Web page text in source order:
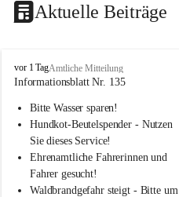
Aktuelle Beiträge
B
u
h
vor 1 TagAmtliche Mitteilung
Informationsblatt Nr. 135
Bitte Wasser sparen!
Hundkot-Beutelspender - Nutzen
Sie dieses Service!
Ehrenamtliche Fahrerinnen und
Fahrer gesucht!
Waldbrandgefahr steigt - Bitte um